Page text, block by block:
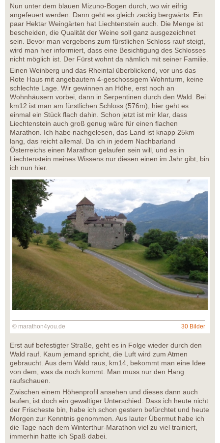
Nun unter dem blauen Mizuno-Bogen durch, wo wir eifrig
angefeuert werden. Dann geht es gleich zackig bergwärts. Ein
paar Hektar Weingärten hat Liechtenstein auch. Die Menge ist
bescheiden, die Qualität der Weine soll ganz ausgezeichnet
sein. Bevor man vergebens zum fürstlichen Schloss rauf steigt,
wird man hier informiert, dass eine Besichtigung des Schlosses
nicht möglich ist. Der Fürst wohnt da nämlich mit seiner Familie.
Einen Weinberg und das Rheintal überblickend, vor uns das
Rote Haus mit angebautem 4-geschossigem Wohnturm, keine
schlechte Lage. Wir gewinnen an Höhe, erst noch an
Wohnhäusern vorbei, dann in Serpentinen durch den Wald. Bei
km12 ist man am fürstlichen Schloss (576m), hier geht es
einmal ein Stück flach dahin. Schon jetzt ist mir klar, dass
Liechtenstein auch groß genug wäre für einen flachen
Marathon. Ich habe nachgelesen, das Land ist knapp 25km
lang, das reicht allemal. Da ich in jedem Nachbarland
Österreichs einen Marathon gelaufen sein will, und es in
Liechtenstein meines Wissens nur diesen einen im Jahr gibt, bin
ich nun hier.
© marathon4you.de 30 Bilder
Erst auf befestigter Straße, geht es in Folge wieder durch den
Wald rauf. Kaum jemand spricht, die Luft wird zum Atmen
gebraucht. Aus dem Wald raus, km14, bekommt man eine Idee
von dem, was da noch kommt. Man muss nur den Hang
raufschauen.
Zwischen einem Höhenprofil ansehen und dieses dann auch
laufen, ist doch ein gewaltiger Unterschied. Dass ich heute nicht
der Frischeste bin, habe ich schon gestern befürchtet und heute
Morgen zur Kenntnis genommen. Aus lauter Übermut habe ich
die Tage nach dem Winterthur-Marathon viel zu viel trainiert,
immerhin hatte ich Spaß dabei.